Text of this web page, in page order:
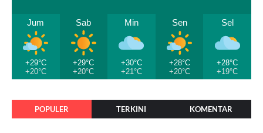
Jum
+29°C
+20°C
Sab
+29°C
+20°C
Min
+30°C
+21°C
Sen
+28°C
+20°C
Sel
+28°C
+19°C
POPULER TERKINI KOMENTAR